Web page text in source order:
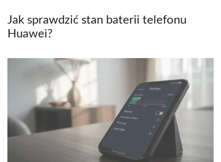
Jak sprawdzić stan baterii telefonu
Huawei?